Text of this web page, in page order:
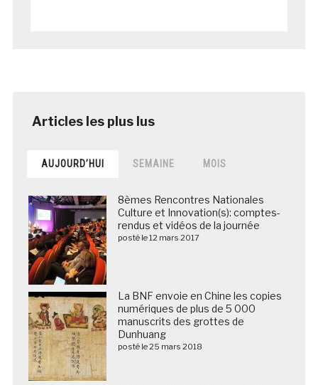
AUJOURD’HUI SEMAINE MOIS
8èmes Rencontres Nationales
Culture et Innovation(s): comptes-
rendus et vidéos de la journée
posté le 12 mars 2017
La BNF envoie en Chine les copies
numériques de plus de 5 000
manuscrits des grottes de
Dunhuang
posté le 25 mars 2018